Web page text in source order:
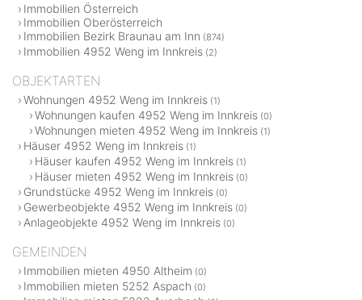
Immobilien Österreich
Immobilien Oberösterreich
Immobilien Bezirk Braunau am Inn (874)
Immobilien 4952 Weng im Innkreis (2)
OBJEKTARTEN
Wohnungen 4952 Weng im Innkreis (1)
Wohnungen kaufen 4952 Weng im Innkreis (0)
Wohnungen mieten 4952 Weng im Innkreis (1)
Häuser 4952 Weng im Innkreis (1)
Häuser kaufen 4952 Weng im Innkreis (1)
Häuser mieten 4952 Weng im Innkreis (0)
Grundstücke 4952 Weng im Innkreis (0)
Gewerbeobjekte 4952 Weng im Innkreis (0)
Anlageobjekte 4952 Weng im Innkreis (0)
GEMEINDEN
Immobilien mieten 4950 Altheim (0)
Immobilien mieten 5252 Aspach (0)